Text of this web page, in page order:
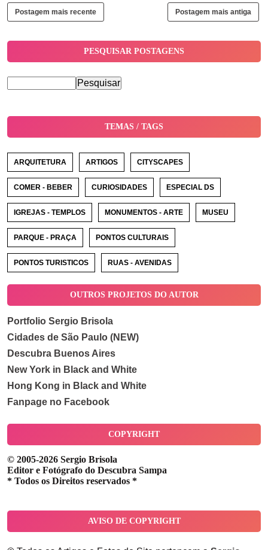
Postagem mais recente Postagem mais antiga
PESQUISAR POSTAGENS
TEMAS / TAGS
ARQUITETURA ARTIGOS CITYSCAPES
COMER - BEBER CURIOSIDADES ESPECIAL DS
IGREJAS - TEMPLOS MONUMENTOS - ARTE MUSEU
PARQUE - PRAÇA PONTOS CULTURAIS
PONTOS TURISTICOS RUAS - AVENIDAS
OUTROS PROJETOS DO AUTOR
Portfolio Sergio Brisola
Cidades de São Paulo (NEW)
Descubra Buenos Aires
New York in Black and White
Hong Kong in Black and White
Fanpage no Facebook
COPYRIGHT
© 2005-2026 Sergio Brisola
Editor e Fotógrafo do Descubra Sampa
* Todos os Direitos reservados *
AVISO DE COPYRIGHT